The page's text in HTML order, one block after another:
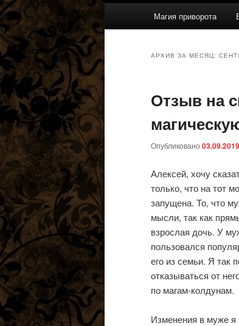
Магия приворота
АРХИВ ЗА МЕСЯЦ:
Отзыв на
Опубликовано 03.09.2019
Алексей, хочу
только, что на тот
запущена. То, что
мысли, так как
взрослая дочь. У
пользовался
его из семьи. Я так
отказываться от
по магам-колдунам.
Изменения в муже я